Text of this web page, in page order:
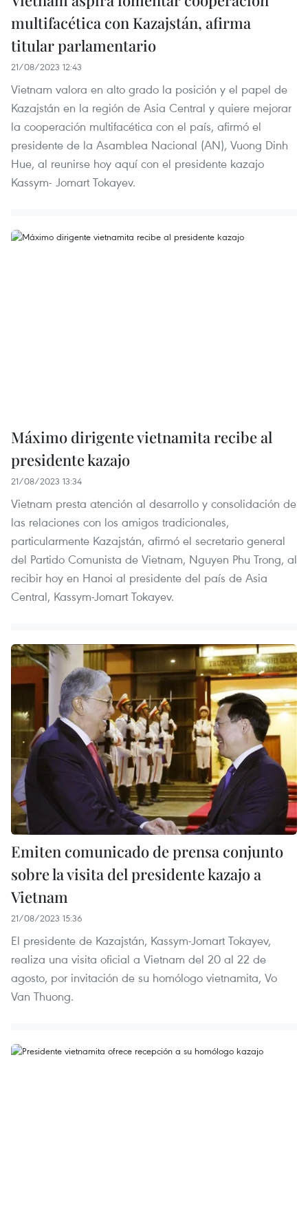
multifacética con Kazajstán, afirma
titular parlamentario
21/08/2023 12:43
Vietnam valora en alto grado la posición y el papel de
Kazajstán en la región de Asia Central y quiere mejorar
la cooperación multifacética con el país, afirmó el
presidente de la Asamblea Nacional (AN), Vuong Dinh
Hue, al reunirse hoy aquí con el presidente kazajo
Kassym- Jomart Tokayev.
Máximo dirigente vietnamita recibe al
presidente kazajo
21/08/2023 13:34
Vietnam presta atención al desarrollo y consolidación de
las relaciones con los amigos tradicionales,
particularmente Kazajstán, afirmó el secretario general
del Partido Comunista de Vietnam, Nguyen Phu Trong, al
recibir hoy en Hanoi al presidente del país de Asia
Central, Kassym-Jomart Tokayev.
Emiten comunicado de prensa conjunto
sobre la visita del presidente kazajo a
Vietnam
21/08/2023 15:36
El presidente de Kazajstán, Kassym-Jomart Tokayev,
realiza una visita oficial a Vietnam del 20 al 22 de
agosto, por invitación de su homólogo vietnamita, Vo
Van Thuong.